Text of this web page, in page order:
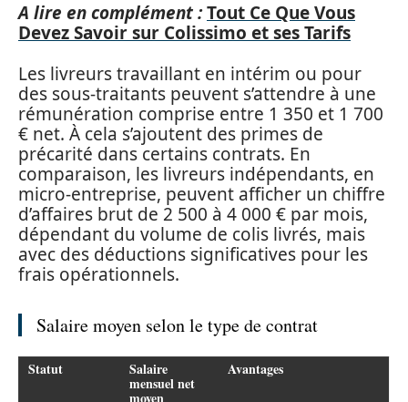
A lire en complément :Tout Ce Que Vous
Devez Savoir sur Colissimo et ses Tarifs
Les livreurs travaillant en intérim ou pour
des sous-traitants peuvent s’attendre à une
rémunération comprise entre 1 350 et 1 700
€ net. À cela s’ajoutent des primes de
précarité dans certains contrats. En
comparaison, les livreurs indépendants, en
micro-entreprise, peuvent afficher un chiffre
d’affaires brut de 2 500 à 4 000 € par mois,
dépendant du volume de colis livrés, mais
avec des déductions significatives pour les
frais opérationnels.
Salaire moyen selon le type de contrat
Statut Salaire
mensuel net
moyen
Avantages